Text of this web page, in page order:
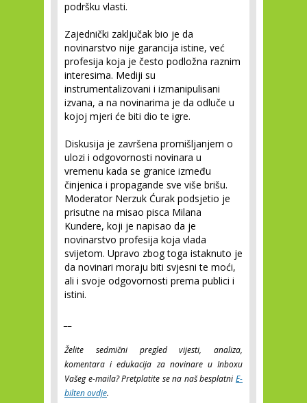
podršku vlasti.
Zajednički zaključak bio je da
novinarstvo nije garancija istine, već
profesija koja je često podložna raznim
interesima. Mediji su
instrumentalizovani i izmanipulisani
izvana, a na novinarima je da odluče u
kojoj mjeri će biti dio te igre.
Diskusija je završena promišljanjem o
ulozi i odgovornosti novinara u
vremenu kada se granice između
činjenica i propagande sve više brišu.
Moderator Nerzuk Ćurak podsjetio je
prisutne na misao pisca Milana
Kundere, koji je napisao da je
novinarstvo profesija koja vlada
svijetom. Upravo zbog toga istaknuto je
da novinari moraju biti svjesni te moći,
ali i svoje odgovornosti prema publici i
istini.
Želite sedmični pregled vijesti, analiza,
komentara i edukacija za novinare u Inboxu
Vašeg e-maila? Pretplatite se na naš besplatni E-
bilten ovdje.